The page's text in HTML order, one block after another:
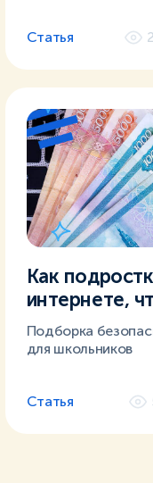
Статья
Как
интернете,
Подборка
для школьников
Статья